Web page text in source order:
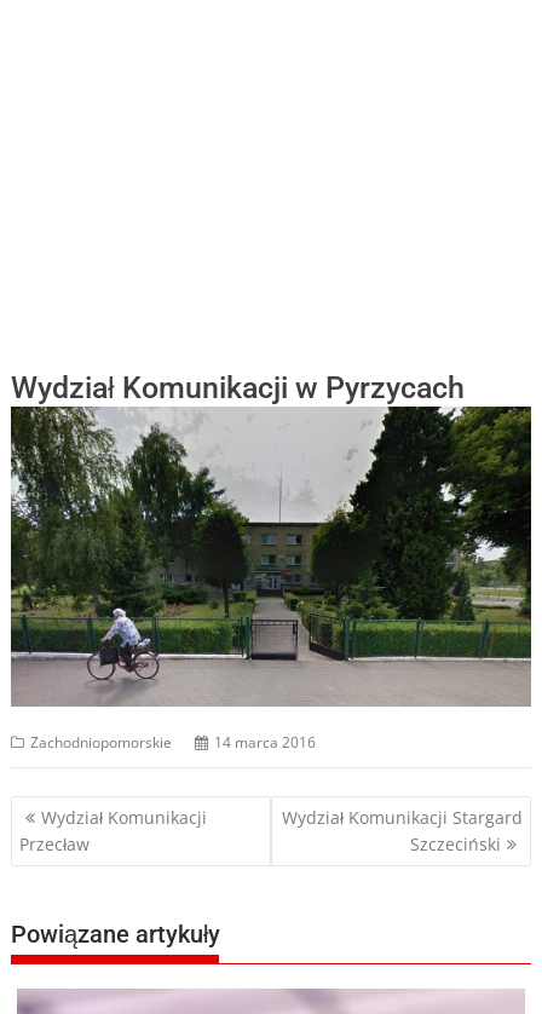
Wydział Komunikacji w Pyrzycach
Zachodniopomorskie 14 marca 2016
Nawigacja
wpisu
Wydział Komunikacji
Przecław
Wydział Komunikacji Stargard
Szczeciński
Powiązane artykuły